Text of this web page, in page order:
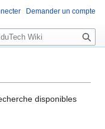
disponibles
Demander un compte